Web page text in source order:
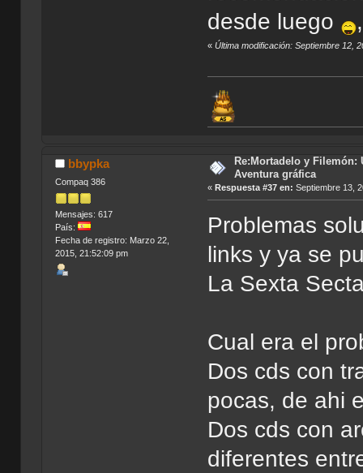
desde luego
«Última modificación: Septiembre 12,
bbypka
Compaq 386
Mensajes: 617
País:
Fecha de registro: Marzo 22,
2015, 21:52:09 pm
Re:Mortadelo y Filemón:
Aventura gráfica
«Respuesta #37 en: Septiembre 13,
Problemas
links y ya se
La Sexta
Cual era el
Dos cds con
pocas, de ahi
Dos cds con
diferentes